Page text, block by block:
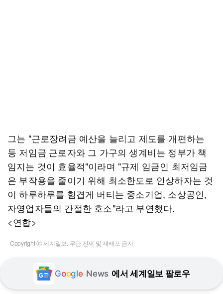
그는 "근로장려금 예산을 늘리고 제도를 개편하는
등 저임금 근로자와 그 가구의 생계비는 정부가 책
임지는 것이 효율적"이라며 "규제 임금인 최저임금
은 부작용을 줄이기 위해 최소한도로 인상하자는 것
이 하루하루를 힘겹게 버티는 중소기업, 소상공인,
자영업자들의 간절한 호소"라고 부연했다.
<연합>
Copyright ⓒ 세계일보. 무단 전재 및 재배포 금지
Google News 에서 세계일보 팔로우